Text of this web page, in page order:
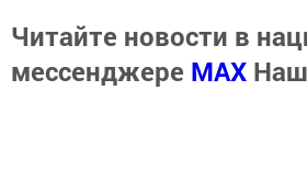
Читайте новости в
мессенджере MАХ